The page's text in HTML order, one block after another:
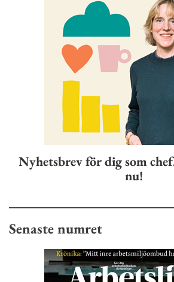
Nyhetsbrev för dig som
nu!
Senaste numret